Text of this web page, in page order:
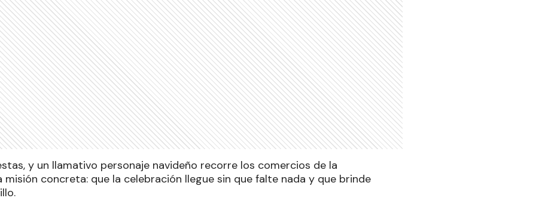
y un llamativo personaje navideño recorre los comercios de la
misión concreta: que la celebración llegue sin que falte nada y que brinde